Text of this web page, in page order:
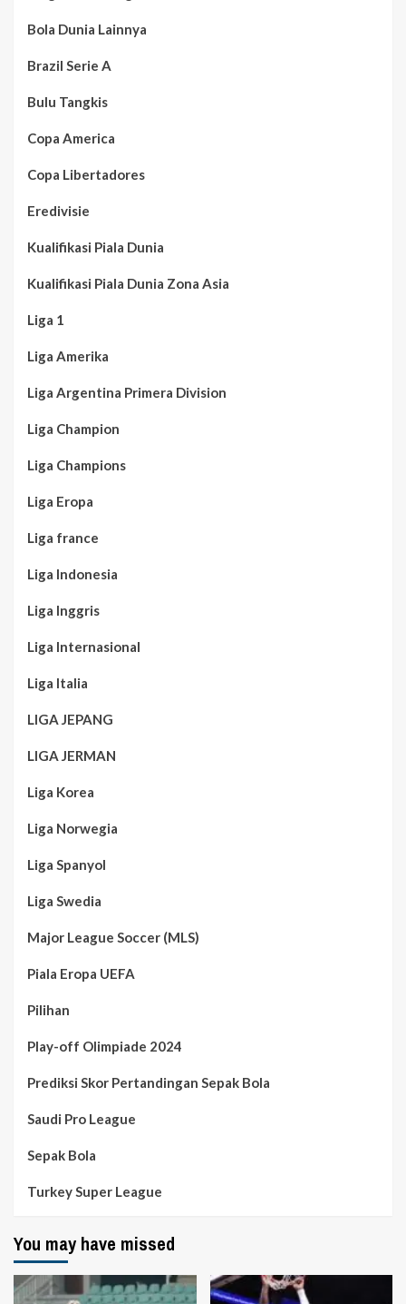
Bola Dunia Lainnya
Brazil Serie A
Bulu Tangkis
Copa America
Copa Libertadores
Eredivisie
Kualifikasi Piala Dunia
Kualifikasi Piala Dunia Zona Asia
Liga 1
Liga Amerika
Liga Argentina Primera Division
Liga Champion
Liga Champions
Liga Eropa
Liga france
Liga Indonesia
Liga Inggris
Liga Internasional
Liga Italia
LIGA JEPANG
LIGA JERMAN
Liga Korea
Liga Norwegia
Liga Spanyol
Liga Swedia
Major League Soccer (MLS)
Piala Eropa UEFA
Pilihan
Play-off Olimpiade 2024
Prediksi Skor Pertandingan Sepak Bola
Saudi Pro League
Sepak Bola
Turkey Super League
You may have missed